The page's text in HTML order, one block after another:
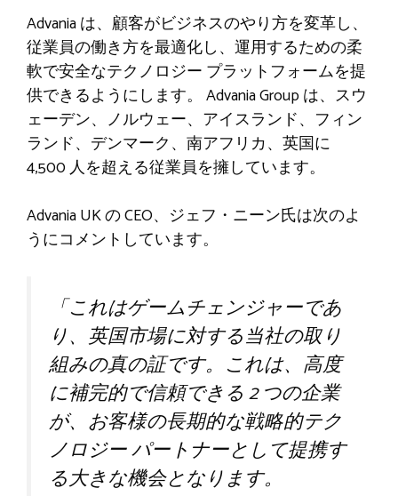
Advania は、顧客がビジネスのやり方を変革し、
従業員の働き方を最適化し、運用するための柔
軟で安全なテクノロジー プラットフォームを提
供できるようにします。 Advania Group は、スウ
ェーデン、ノルウェー、アイスランド、フィン
ランド、デンマーク、南アフリカ、英国に
4,500 人を超える従業員を擁しています。
Advania UK の CEO、ジェフ・ニーン氏は次のよ
うにコメントしています。
「これはゲームチェンジャーであ
り、英国市場に対する当社の取り
組みの真の証です。これは、高度
に補完的で信頼できる 2 つの企業
が、お客様の長期的な戦略的テク
ノロジー パートナーとして提携す
る大きな機会となります。